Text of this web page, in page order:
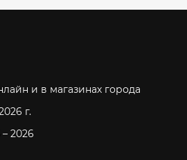
и в магазинах города
г.
2026